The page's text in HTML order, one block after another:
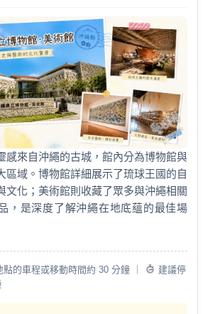
感來自沖繩的古城，館內分為博物館與
區域。博物館詳細展示了琉球王國的自
文化；美術館則收藏了眾多與沖繩相關
，是深度了解沖繩在地底蘊的最佳場
點的車程或移動時間約 30 分鐘 ｜
建議停